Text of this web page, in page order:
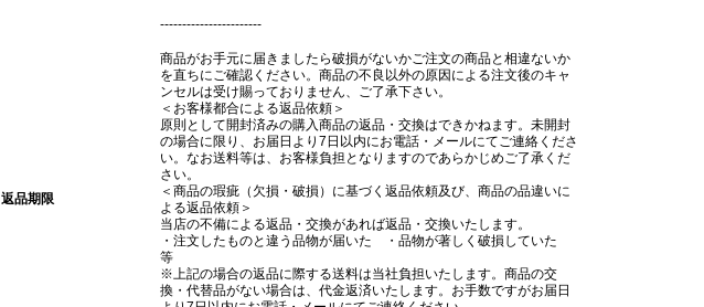
-----------------------
返品期限
商品がお手元に届きましたら破損がないかご注文の商品と相違ないか
を直ちにご確認ください。商品の不良以外の原因による注文後のキャ
ンセルは受け賜っておりません、ご了承下さい。
＜お客様都合による返品依頼＞
原則として開封済みの購入商品の返品・交換はできかねます。未開封
の場合に限り、お届日より7日以内にお電話・メールにてご連絡くださ
い。なお送料等は、お客様負担となりますのであらかじめご了承くだ
さい。
＜商品の瑕疵（欠損・破損）に基づく返品依頼及び、商品の品違いに
よる返品依頼＞
当店の不備による返品・交換があれば返品・交換いたします。
・注文したものと違う品物が届いた ・品物が著しく破損していた
等
※上記の場合の返品に際する送料は当社負担いたします。商品の交
換・代替品がない場合は、代金返済いたします。お手数ですがお届日